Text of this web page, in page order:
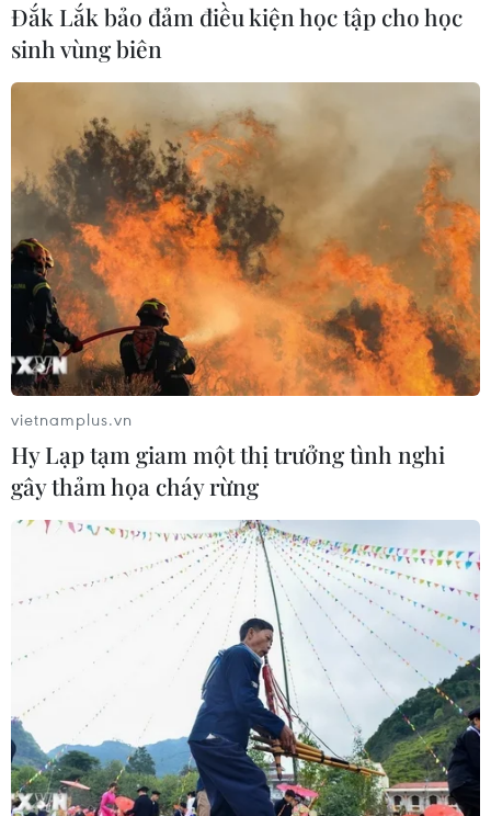
TIN CÙNG CHUYÊN MỤC
Bế mạc Hội thi lực lượng tham gia
bảo vệ an ninh, trật tự ở cơ sở giỏi
toàn quốc
Đắk Lắk bảo đảm điều kiện học tập cho học
sinh vùng biên
vietnamplus.vn
Hy Lạp tạm giam một thị trưởng tình nghi
gây thảm họa cháy rừng